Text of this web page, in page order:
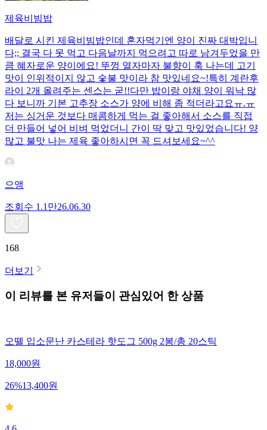
제육비빔밥
배달로 시킨 제육비빔밥인데 혼자먹기엔 양이 진짜 대박입니
다;; 결국 다 못 먹고 다음날까지 먹으려고 따로 남겨두었을 만
큼 혜자로운 양이에요! 뚜껑 열자마자 불향이 훅 나는데 고기
맛이 인위적이지 않고 숯불 맛이라 참 맛있네요~!특히 계란후
라이 2개 올려주는 센스는 굳!! ​다만 밥이랑 야채 양이 워낙 많
다 보니까 기본 고추장 소스가 양에 비해 좀 적더라고요ㅠ.ㅠ
저는 싱거운 것보다 매콤하게 먹는 걸 좋아해서 소스를 직접
더 만들어 넣어 비벼 먹었더니 간이 딱 맞고 맛있었습니다! 양
많고 불맛 나는 제육 좋아하시면 꼭 드셔보세요~^^
으앵
조회수 1.1만26.06.30
168
더보기
이 리뷰를 본 유저들이 관심있어 한 상품
오뗄 입소문난 카스테라 핫도그 500g 2봉/총 20스틱
18,000원
26%13,400원